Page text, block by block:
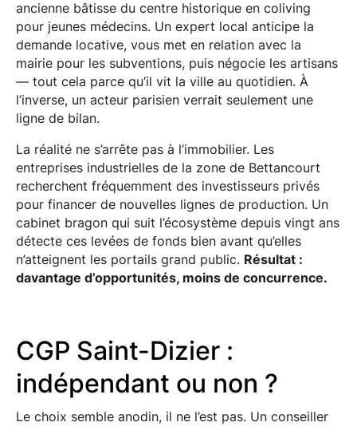
ancienne bâtisse du centre historique en coliving
pour jeunes médecins. Un expert local anticipe la
demande locative, vous met en relation avec la
mairie pour les subventions, puis négocie les artisans
— tout cela parce qu’il vit la ville au quotidien. À
l’inverse, un acteur parisien verrait seulement une
ligne de bilan.
La réalité ne s’arrête pas à l’immobilier. Les
entreprises industrielles de la zone de Bettancourt
recherchent fréquemment des investisseurs privés
pour financer de nouvelles lignes de production. Un
cabinet bragon qui suit l’écosystème depuis vingt ans
détecte ces levées de fonds bien avant qu’elles
n’atteignent les portails grand public. Résultat :
davantage d’opportunités, moins de concurrence.
CGP Saint-Dizier :
indépendant ou non ?
Le choix semble anodin, il ne l’est pas. Un conseiller